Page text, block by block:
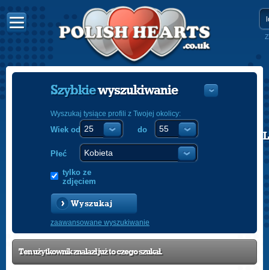
POLISH
Szybkiewyszukiwanie
Wyszukaj tysiące profili z Twojej okolicy:
Wiek od do
Płeć
tylko ze
zdjęciem
Wyszukaj
zaawansowane wyszukiwanie
Ten użytkownik znalazł już to czego szukał.